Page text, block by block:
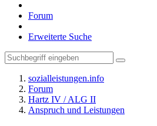
Forum
Erweiterte Suche
sozialleistungen.info
Forum
Hartz IV / ALG II
Anspruch und Leistungen